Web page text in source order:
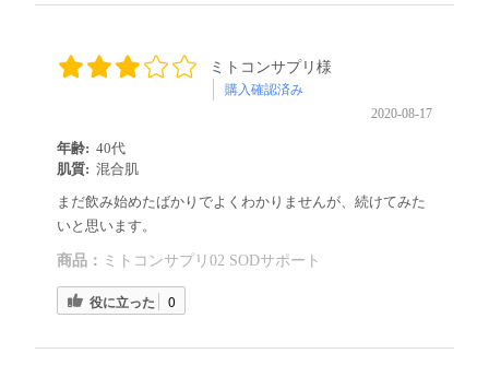
ミトコンサプリ様
購入確認済み
2020-08-17
年齢: 40代
肌質: 混合肌
まだ飲み始めたばかりでよくわかりませんが、続けてみた
いと思います。
商品： ミトコンサプリ02 SODサポート
役に立った 0